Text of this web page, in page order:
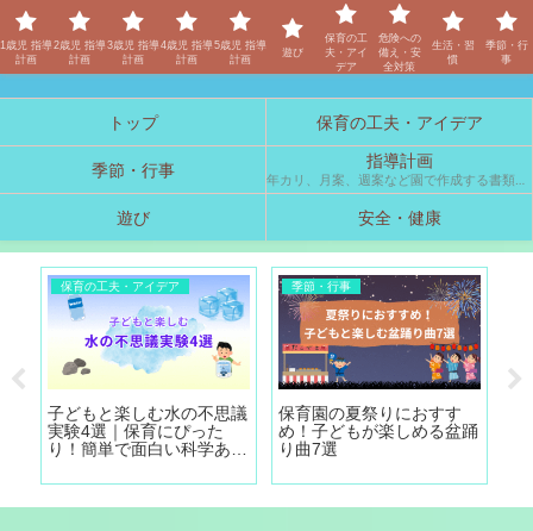
保育士「しの」のブログ
トップ 保育の工夫・アイデア
季節・行事 指導計画
年カリ、月案、週案など園で作成する書類の参考例です。
遊び 安全・健康
保育の工夫・アイデア
子どもと楽しむ水の不思議
実験4選｜保育にぴった
り！簡単で面白い科学あそ
季節・行事
保育園の夏祭りにおすす
め！子どもが楽しめる盆踊
り曲7選
1歳児 指導
計画
2歳児 指導
計画
3歳児 指導
計画
4歳児 指導
計画
5歳児 指導
計画
遊び
保育の工
夫・アイ
デア
危険への
備え・安
全対策
生活・習
慣
季節・行
事